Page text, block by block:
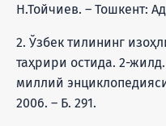
Н.Тойчиев. – Тошкент:
2. Ўзбек тилининг
таҳрири остида. 2-
миллий
2006. – Б. 291.